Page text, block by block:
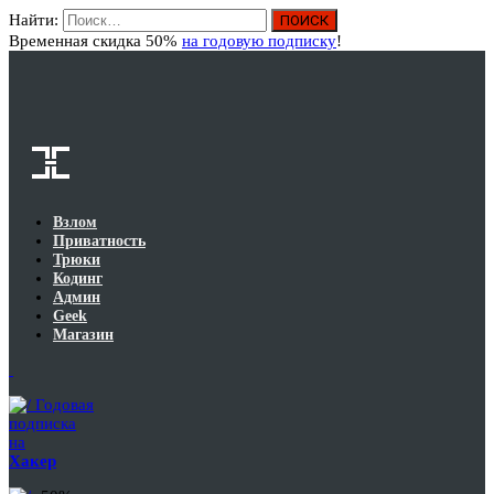
Найти:
Временная скидка 50% на годовую подписку!
Взлом
Приватность
Трюки
Кодинг
Админ
Geek
Магазин
Годовая
подписка
на
Хакер